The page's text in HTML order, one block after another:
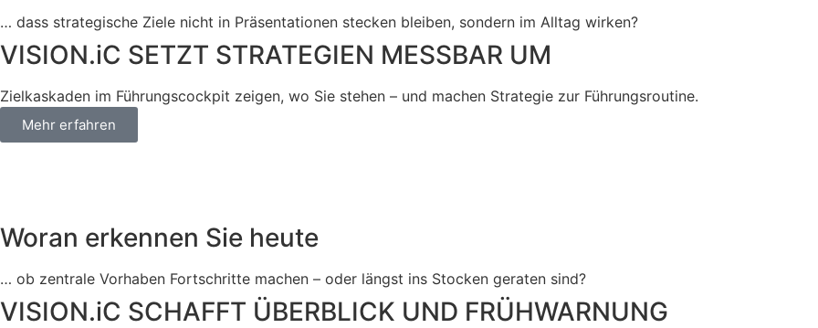
… dass strategische Ziele nicht in Präsentationen stecken bleiben, sondern im Alltag wirken?
VISION.iC SETZT STRATEGIEN MESSBAR UM
Zielkaskaden im Führungscockpit zeigen, wo Sie stehen – und machen Strategie zur Führungsroutine.
Mehr erfahren
Woran erkennen Sie heute
… ob zentrale Vorhaben Fortschritte machen – oder längst ins Stocken geraten sind?
VISION.iC SCHAFFT ÜBERBLICK UND FRÜHWARNUNG